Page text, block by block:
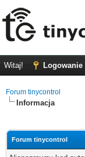
Witaj! Logowanie
Forum tinycontrol
Informacja
Forum tinycontrol